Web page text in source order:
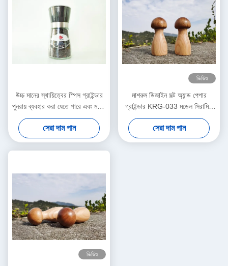
উচ্চ মানের স্থায়িত্বের স্পিস গ্রাইন্ডার
পুনরায় ব্যবহার করা যেতে পারে এবং মশলা
দিয়ে ভরাট করা যেতে পারে
সেরা দাম পান
ভিডিও
মাশরুম ডিজাইন সল্ট অ্যান্ড পেপার
গ্রাইন্ডার KRG-033 মডেল সিরামিক
কোর & কাঠের জার
সেরা দাম পান
ভিডিও